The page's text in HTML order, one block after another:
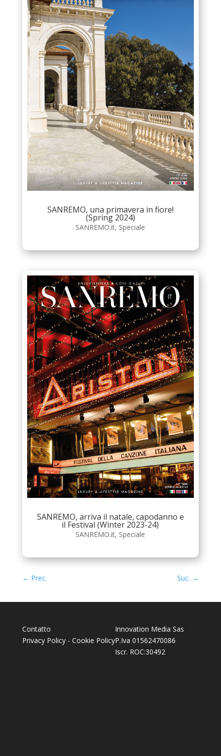
SANREMO, una primavera in fiore!
(Spring 2024)
SANREMO.it, Speciale
SANREMO, arriva il natale, capodanno e
il Festival (Winter 2023-24)
SANREMO.it, Speciale
← Prec. Suc. →
Contatto
Privacy Policy- Cookie Policy
Innovation Media Sas
P.Iva 01562470086
Iscr. ROC:30492